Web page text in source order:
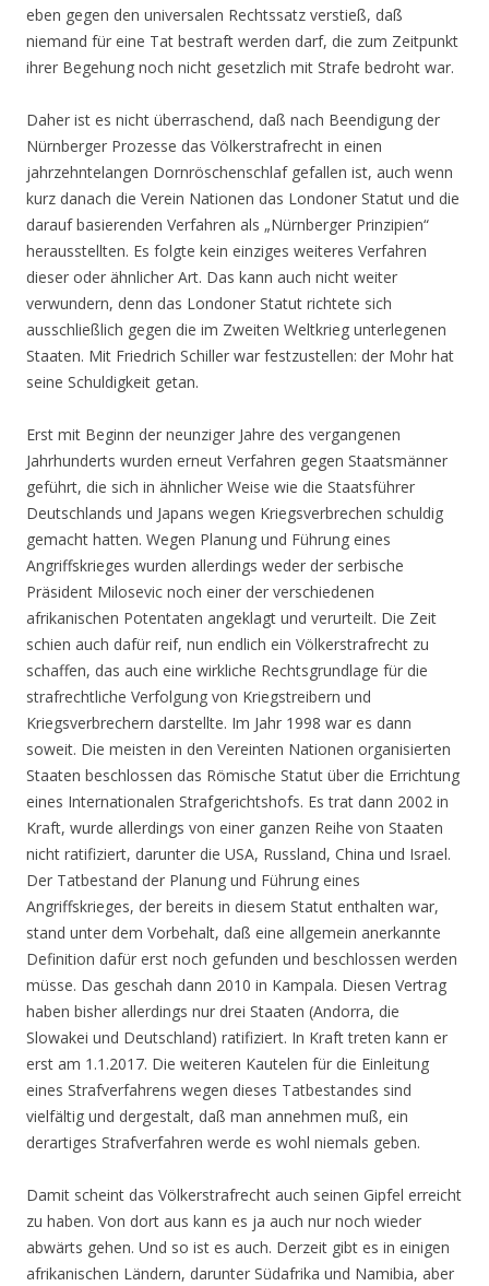
eben gegen den universalen Rechtssatz verstieß, daß
niemand für eine Tat bestraft werden darf, die zum Zeitpunkt
ihrer Begehung noch nicht gesetzlich mit Strafe bedroht war.
Daher ist es nicht überraschend, daß nach Beendigung der
Nürnberger Prozesse das Völkerstrafrecht in einen
jahrzehntelangen Dornröschenschlaf gefallen ist, auch wenn
kurz danach die Verein Nationen das Londoner Statut und die
darauf basierenden Verfahren als „Nürnberger Prinzipien“
herausstellten. Es folgte kein einziges weiteres Verfahren
dieser oder ähnlicher Art. Das kann auch nicht weiter
verwundern, denn das Londoner Statut richtete sich
ausschließlich gegen die im Zweiten Weltkrieg unterlegenen
Staaten. Mit Friedrich Schiller war festzustellen: der Mohr hat
seine Schuldigkeit getan.
Erst mit Beginn der neunziger Jahre des vergangenen
Jahrhunderts wurden erneut Verfahren gegen Staatsmänner
geführt, die sich in ähnlicher Weise wie die Staatsführer
Deutschlands und Japans wegen Kriegsverbrechen schuldig
gemacht hatten. Wegen Planung und Führung eines
Angriffskrieges wurden allerdings weder der serbische
Präsident Milosevic noch einer der verschiedenen
afrikanischen Potentaten angeklagt und verurteilt. Die Zeit
schien auch dafür reif, nun endlich ein Völkerstrafrecht zu
schaffen, das auch eine wirkliche Rechtsgrundlage für die
strafrechtliche Verfolgung von Kriegstreibern und
Kriegsverbrechern darstellte. Im Jahr 1998 war es dann
soweit. Die meisten in den Vereinten Nationen organisierten
Staaten beschlossen das Römische Statut über die Errichtung
eines Internationalen Strafgerichtshofs. Es trat dann 2002 in
Kraft, wurde allerdings von einer ganzen Reihe von Staaten
nicht ratifiziert, darunter die USA, Russland, China und Israel.
Der Tatbestand der Planung und Führung eines
Angriffskrieges, der bereits in diesem Statut enthalten war,
stand unter dem Vorbehalt, daß eine allgemein anerkannte
Definition dafür erst noch gefunden und beschlossen werden
müsse. Das geschah dann 2010 in Kampala. Diesen Vertrag
haben bisher allerdings nur drei Staaten (Andorra, die
Slowakei und Deutschland) ratifiziert. In Kraft treten kann er
erst am 1.1.2017. Die weiteren Kautelen für die Einleitung
eines Strafverfahrens wegen dieses Tatbestandes sind
vielfältig und dergestalt, daß man annehmen muß, ein
derartiges Strafverfahren werde es wohl niemals geben.
Damit scheint das Völkerstrafrecht auch seinen Gipfel erreicht
zu haben. Von dort aus kann es ja auch nur noch wieder
abwärts gehen. Und so ist es auch. Derzeit gibt es in einigen
afrikanischen Ländern, darunter Südafrika und Namibia, aber